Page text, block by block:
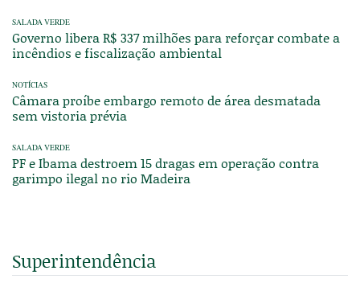
SALADA VERDE
Governo libera R$ 337 milhões para reforçar combate a
incêndios e fiscalização ambiental
NOTÍCIAS
Câmara proíbe embargo remoto de área desmatada
sem vistoria prévia
SALADA VERDE
PF e Ibama destroem 15 dragas em operação contra
garimpo ilegal no rio Madeira
Superintendência